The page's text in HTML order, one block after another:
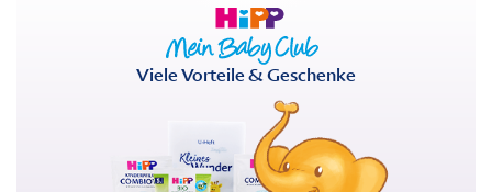
Viele Vorteile & Geschenke